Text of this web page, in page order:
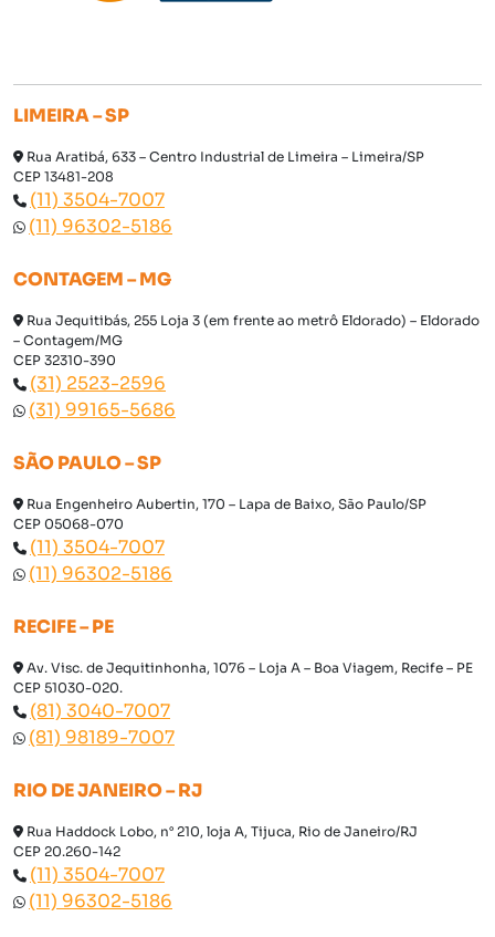
LIMEIRA – SP
Rua Aratibá, 633 – Centro Industrial de Limeira – Limeira/SP
CEP 13481-208
(11) 3504-7007
(11) 96302-5186
CONTAGEM – MG
Rua Jequitibás, 255 Loja 3 (em frente ao metrô Eldorado) – Eldorado
– Contagem/MG
CEP 32310-390
(31) 2523-2596
(31) 99165-5686
SÃO PAULO – SP
Rua Engenheiro Aubertin, 170 – Lapa de Baixo, São Paulo/SP
CEP 05068-070
(11) 3504-7007
(11) 96302-5186
RECIFE – PE
Av. Visc. de Jequitinhonha, 1076 – Loja A – Boa Viagem, Recife – PE
CEP 51030-020.
(81) 3040-7007
(81) 98189-7007
RIO DE JANEIRO – RJ
Rua Haddock Lobo, n° 210, loja A, Tijuca, Rio de Janeiro/RJ
CEP 20.260-142
(11) 3504-7007
(11) 96302-5186